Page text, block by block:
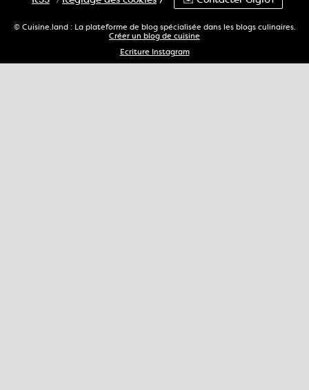
© Cuisine.land : La plateforme de blog spécialisée dans les blogs culinaires.
Créer un blog de cuisine
Ecriture Instagram